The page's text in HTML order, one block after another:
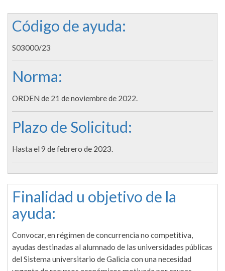
Código de ayuda:
S03000/23
Norma:
ORDEN de 21 de noviembre de 2022.
Plazo de Solicitud:
Hasta el 9 de febrero de 2023.
Finalidad u objetivo de la
ayuda:
Convocar, en régimen de concurrencia no competitiva,
ayudas destinadas al alumnado de las universidades públicas
del Sistema universitario de Galicia con una necesidad